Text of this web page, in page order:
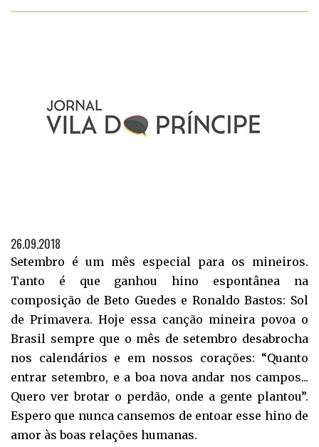
26.09.2018
Setembro é um mês especial para os mineiros.
Tanto é que ganhou hino espontânea na
composição de Beto Guedes e Ronaldo Bastos: Sol
de Primavera. Hoje essa canção mineira povoa o
Brasil sempre que o mês de setembro desabrocha
nos calendários e em nossos corações: “Quanto
entrar setembro, e a boa nova andar nos campos...
Quero ver brotar o perdão, onde a gente plantou”.
Espero que nunca cansemos de entoar esse hino de
amor às boas relações humanas.